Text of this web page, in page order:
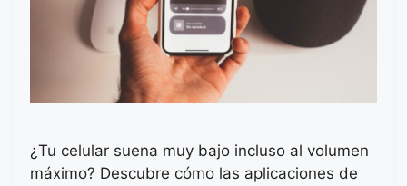
¿Tu celular suena muy bajo incluso al volumen
máximo? Descubre cómo las aplicaciones de